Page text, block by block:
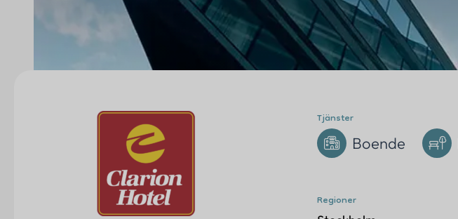
Kontakta oss Adress
Tjänster
Boende
Regioner